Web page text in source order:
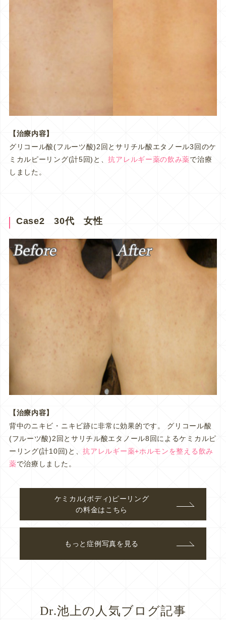
【治療内容】
グリコール酸(フルーツ酸)2回とサリチル酸エタノール3回のケ
ミカルピーリング(計5回)と、抗アレルギー薬の飲み薬で治療
しました。
Case2 30代 女性
【治療内容】
背中のニキビ・ニキビ跡に非常に効果的です。 グリコール酸
(フルーツ酸)2回とサリチル酸エタノール8回によるケミカルピ
ーリング(計10回)と、抗アレルギー薬+ホルモンを整える飲み
薬で治療しました。
ケミカル(ボディ)ピーリング
の料金はこちら
もっと症例写真を見る
Dr.池上の人気ブログ記事